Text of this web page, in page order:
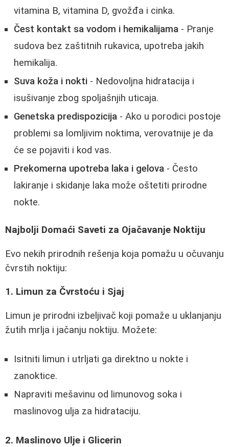
vitamina B, vitamina D, gvožđa i cinka.
Čest kontakt sa vodom i hemikalijama - Pranje
sudova bez zaštitnih rukavica, upotreba jakih
hemikalija.
Suva koža i nokti - Nedovoljna hidratacija i
isušivanje zbog spoljašnjih uticaja.
Genetska predispozicija - Ako u porodici postoje
problemi sa lomljivim noktima, verovatnije je da
će se pojaviti i kod vas.
Prekomerna upotreba laka i gelova - Često
lakiranje i skidanje laka može oštetiti prirodne
nokte.
Najbolji Domaći Saveti za Ojačavanje Noktiju
Evo nekih prirodnih rešenja koja pomažu u očuvanju
čvrstih noktiju:
1. Limun za Čvrstoću i Sjaj
Limun je prirodni izbeljivač koji pomaže u uklanjanju
žutih mrlja i jačanju noktiju. Možete:
Isitniti limun i utrljati ga direktno u nokte i
zanoktice.
Napraviti mešavinu od limunovog soka i
maslinovog ulja za hidrataciju.
2. Maslinovo Ulje i Glicerin